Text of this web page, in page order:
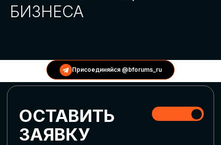
Присоединяйся @bforums_ru
ГЛОБАЛЬНАЯ
ЦИФРОВИЗАЦИЯ
актуальных трендов глобальной цифровой
трансформации. Узнаем о новых подходах
массовом использовании ИИ-
инструментов, обеспечении